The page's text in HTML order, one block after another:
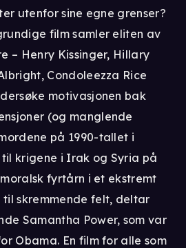
utenfor sine egne grenser?
film samler eliten av
– Henry Kissinger, Hillary
Condoleezza Rice
motivasjonen bak
(og manglende
på 1990-tallet i
til krigene i Irak og Syria på
fyrtårn i et ekstremt
skremmende felt, deltar
Samantha Power, som var
Obama. En film for alle som